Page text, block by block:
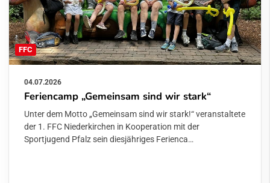
FFC
04.07.2026
Feriencamp „Gemeinsam sind wir stark“
Unter dem Motto „Gemeinsam sind wir stark!“ veranstaltete
der 1. FFC Niederkirchen in Kooperation mit der
Sportjugend Pfalz sein diesjähriges Ferienca…